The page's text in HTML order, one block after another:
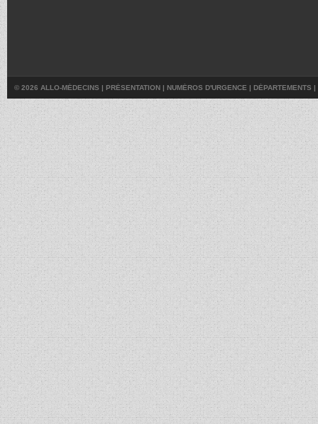
© 2026 ALLO-MÉDECINS | PRÉSENTATION | NUMÉROS D'URGENCE | DÉPARTEMENTS |